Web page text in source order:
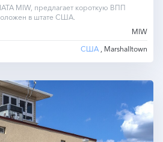
MIW, предлагает короткую ВПП
в штате США.
MIW
США , Marshalltown